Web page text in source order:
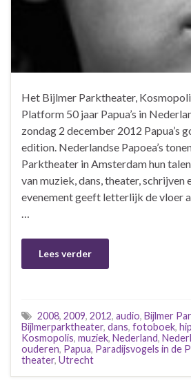
Het Bijlmer Parktheater,
Platform 50 jaar Papua’s in
zondag 2 december 2012 Papua’s
edition. Nederlandse Papoea’s
Parktheater in Amsterdam hun
van muziek, dans, theater, schrijven
evenement geeft letterlijk de vloer
…
Lees verder
2008, 2009, 2012, audio, Bijlmer
Bijlmerparktheater, dans, fotoboek,
Kosmopolis, muziek, Nederland,
ouderen, Papua, Paradijsvogels in de
theater, Utrecht